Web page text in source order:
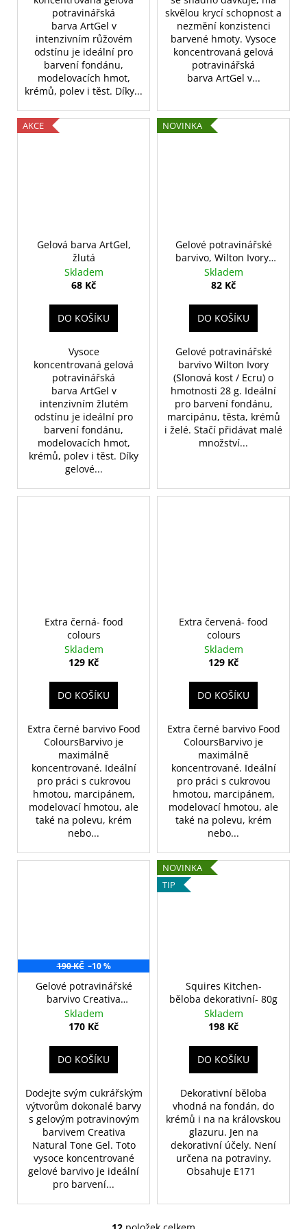
potravinářská
barva ArtGel v
intenzivním růžovém
odstínu je ideální pro
barvení fondánu,
modelovacích hmot,
krémů, polev i těst. Díky...
skvělou krycí schopnost a
nezmění konzistenci
barvené hmoty. Vysoce
koncentrovaná gelová
potravinářská
barva ArtGel v...
AKCE
Gelová barva ArtGel,
žlutá
Skladem
68 Kč
DO KOŠÍKU
Vysoce
koncentrovaná gelová
potravinářská
barva ArtGel v
intenzivním žlutém
odstínu je ideální pro
barvení fondánu,
modelovacích hmot,
krémů, polev i těst. Díky
gelové...
NOVINKA
Gelové potravinářské
barvivo, Wilton Ivory,
slonová kost
Skladem
82 Kč
DO KOŠÍKU
Gelové potravinářské
barvivo Wilton Ivory
(Slonová kost / Ecru) o
hmotnosti 28 g. Ideální
pro barvení fondánu,
marcipánu, těsta, krémů
i želé. Stačí přidávat malé
množství...
Extra černá- food
colours
Skladem
129 Kč
DO KOŠÍKU
Extra černé barvivo Food
ColoursBarvivo je
maximálně
koncentrované. Ideální
pro práci s cukrovou
hmotou, marcipánem,
modelovací hmotou, ale
také na polevu, krém
nebo...
Extra červená- food
colours
Skladem
129 Kč
DO KOŠÍKU
Extra černé barvivo Food
ColoursBarvivo je
maximálně
koncentrované. Ideální
pro práci s cukrovou
hmotou, marcipánem,
modelovací hmotou, ale
také na polevu, krém
nebo...
190 KČ –10 %
Gelové potravinářské
barvivo Creativa
Natural Tone Gel
Skladem
170 Kč
DO KOŠÍKU
Dodejte svým cukrářským
výtvorům dokonalé barvy
s gelovým potravinovým
barvivem Creativa
Natural Tone Gel. Toto
vysoce koncentrované
gelové barvivo je ideální
pro barvení...
NOVINKA
TIP
Squires Kitchen-
běloba dekorativní- 80g
Skladem
198 Kč
DO KOŠÍKU
Dekorativní běloba
vhodná na fondán, do
krémů i na na královskou
glazuru. Jen na
dekorativní účely. Není
určena na potraviny.
Obsahuje E171